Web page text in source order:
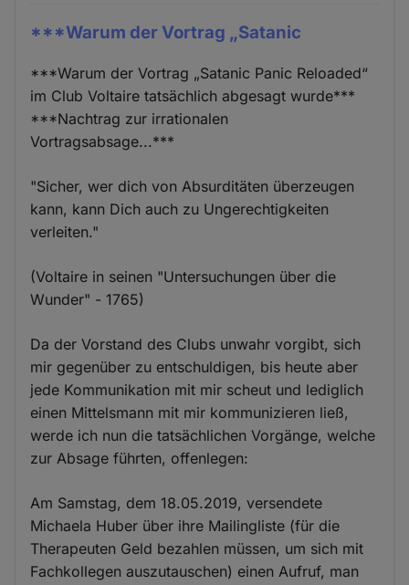
***Warum der Vortrag „Satanic
***Warum der Vortrag „Satanic Panic Reloaded“
im Club Voltaire​ tatsächlich abgesagt wurde***
***Nachtrag zur irrationalen
Vortragsabsage...***
"Sicher, wer dich von Absurditäten überzeugen
kann, kann Dich auch zu Ungerechtigkeiten
verleiten."
(Voltaire in seinen "Untersuchungen über die
Wunder" - 1765)
Da der Vorstand des Clubs unwahr vorgibt, sich
mir gegenüber zu entschuldigen, bis heute aber
jede Kommunikation mit mir scheut und lediglich
einen Mittelsmann mit mir kommunizieren ließ,
werde ich nun die tatsächlichen Vorgänge, welche
zur Absage führten, offenlegen:
Am Samstag, dem 18.05.2019, versendete
Michaela Huber über ihre Mailingliste (für die
Therapeuten Geld bezahlen müssen, um sich mit
Fachkollegen auszutauschen) einen Aufruf, man